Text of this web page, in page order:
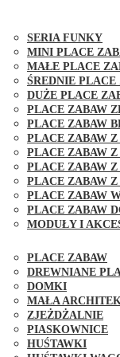
SERIA FUNKY
MINI PLACE
MAŁE PLACE
ŚREDNIE PLACE
DUŻE PLACE
PLACE ZABAW
PLACE ZABAW
PLACE ZABAW
PLACE ZABAW
PLACE ZABAW
PLACE ZABAW
PLACE ZABAW
PLACE ZABAW
MODUŁY I
PLACE ZABAW
DREWNIANE
DOMKI
MAŁA
ZJEŻDŻALNIE
PIASKOWNICE
HUŚTAWKI